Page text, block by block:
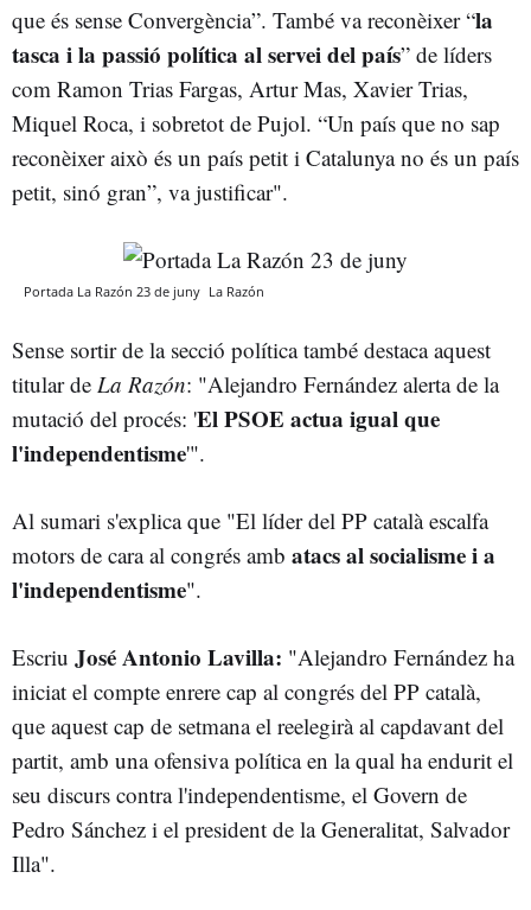
que és sense Convergència”. També va reconèixer “la
tasca i la passió política al servei del país” de líders
com Ramon Trias Fargas, Artur Mas, Xavier Trias,
Miquel Roca, i sobretot de Pujol. “Un país que no sap
reconèixer això és un país petit i Catalunya no és un país
petit, sinó gran”, va justificar".
Portada La Razón 23 de juny La Razón
Sense sortir de la secció política també destaca aquest
titular de La Razón: "Alejandro Fernández alerta de la
mutació del procés: 'El PSOE actua igual que
l'independentisme'".
Al sumari s'explica que "El líder del PP català escalfa
motors de cara al congrés amb atacs al socialisme i a
l'independentisme".
Escriu José Antonio Lavilla: "Alejandro Fernández ha
iniciat el compte enrere cap al congrés del PP català,
que aquest cap de setmana el reelegirà al capdavant del
partit, amb una ofensiva política en la qual ha endurit el
seu discurs contra l'independentisme, el Govern de
Pedro Sánchez i el president de la Generalitat, Salvador
Illa".